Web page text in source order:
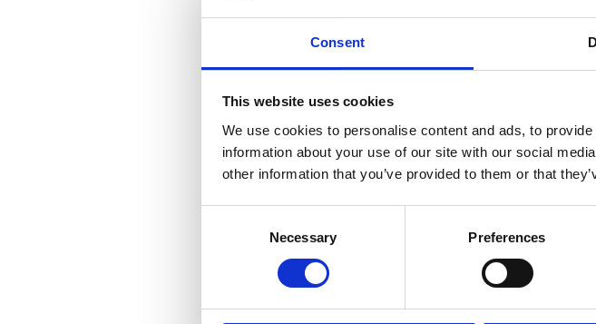
Consent
This website uses cookies
We use cookies to personalise content and ads, to
information about your use of our site with our social
other information that you’ve provided to them or that
Necessary Preferences